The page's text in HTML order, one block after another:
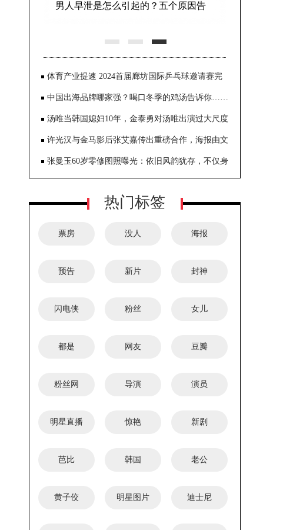
男人早泄是怎么引起的？五个原因告
体育产业提速 2024首届廊坊国际乒乓球邀请赛完
美收官
中国出海品牌哪家强？喝口冬季的鸡汤告诉你……
汤唯当韩国媳妇10年，金泰勇对汤唯出演过大尺度
《色戒》一点也不介意
许光汉与金马影后张艾嘉传出重磅合作，海报由文
念中亲自操刀，呈现奇幻世界观
张曼玉60岁零修图照曝光：依旧风韵犹存，不仅身
热门标签
票房 没人 海报
预告 新片 封神
闪电侠 粉丝 女儿
都是 网友 豆瓣
粉丝网 导演 演员
明星直播 惊艳 新剧
芭比 韩国 老公
黄子佼 明星图片 迪士尼